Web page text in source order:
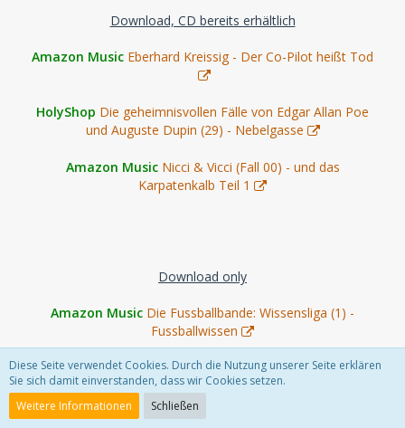
Download, CD bereits erhältlich
Amazon Music Eberhard Kreissig - Der Co-Pilot heißt Tod
HolyShop Die geheimnisvollen Fälle von Edgar Allan Poe
und Auguste Dupin (29) - Nebelgasse
Amazon Music Nicci & Vicci (Fall 00) - und das
Karpatenkalb Teil 1
Download only
Amazon Music Die Fussballbande: Wissensliga (1) -
Fussballwissen
Amazon Music Gebrüder Grimm - Tischlein deck dich / Die
goldene Gans
HolyShop Heidi (2) - Heidi in der Stadt
Diese Seite verwendet Cookies. Durch die Nutzung unserer Seite erklären
Sie sich damit einverstanden, dass wir Cookies setzen.
Weitere Informationen
Schließen